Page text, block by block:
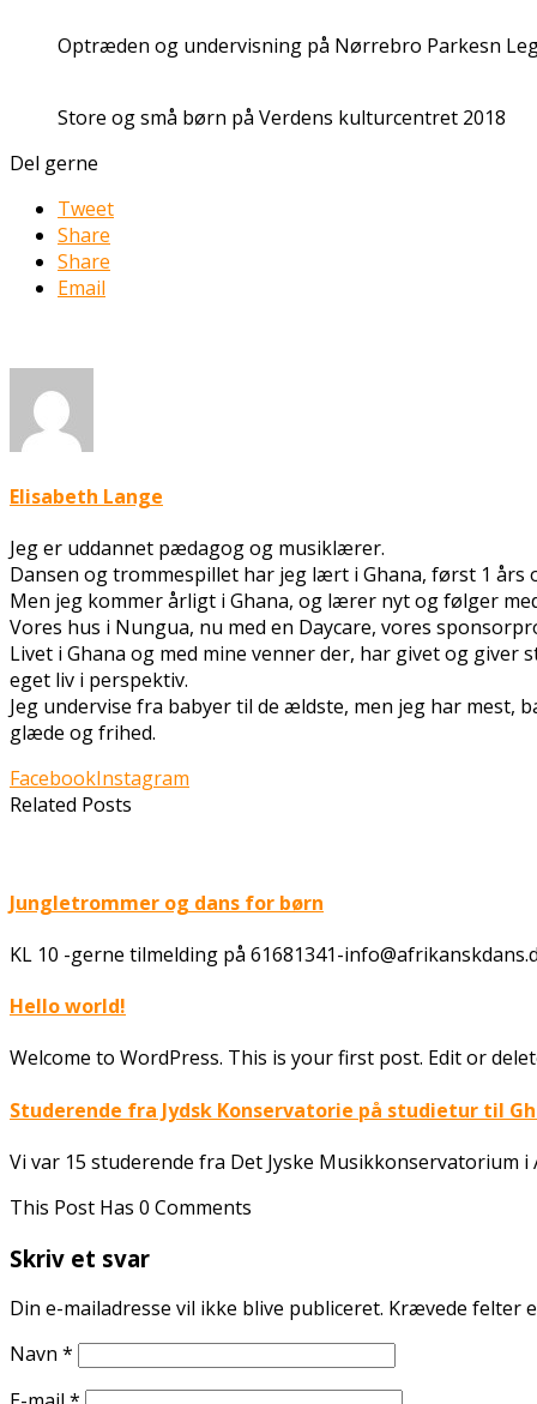
Optræden og undervisning på Nørrebro Parkesn
Store og små børn på Verdens kulturcentret 2018
Del gerne
Tweet
Share
Share
Email
Elisabeth Lange
Jeg er uddannet pædagog og musiklærer.
Dansen og trommespillet har jeg lært i Ghana, først 1 års
Men jeg kommer årligt i Ghana, og lærer nyt og følger
Vores hus i Nungua, nu med en Daycare, vores
Livet i Ghana og med mine venner der, har givet og
eget liv i perspektiv.
Jeg undervise fra babyer til de ældste, men jeg har mest,
glæde og frihed.
FacebookInstagram
Related Posts
Jungletrommer og dans for børn
KL 10 -gerne tilmelding på 61681341-
Hello world!
Welcome to WordPress. This is your first post. Edit or
Studerende fra Jydsk Konservatorie på studietur til
Vi var 15 studerende fra Det Jyske Musikkonservatorium
This Post Has 0 Comments
Skriv et svar
Din e-mailadresse vil ikke blive publiceret. Krævede felter
Navn *